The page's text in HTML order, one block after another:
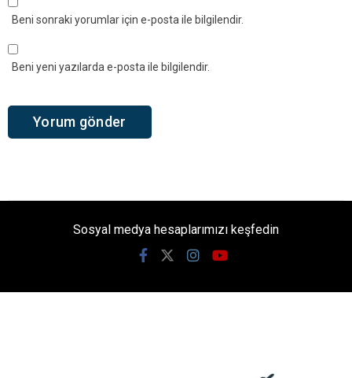
Beni sonraki yorumlar için e-posta ile bilgilendir.
Beni yeni yazılarda e-posta ile bilgilendir.
Sosyal medya hesaplarımızı keşfedin